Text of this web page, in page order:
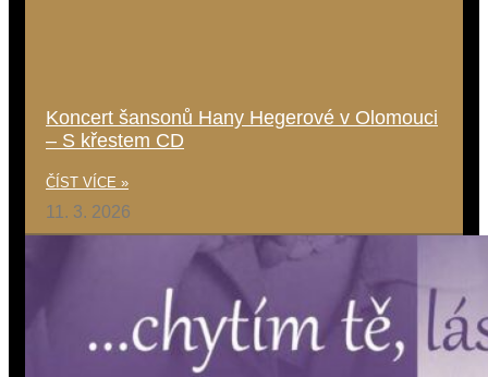
Koncert šansonů Hany Hegerové v Olomouci
– S křestem CD
ČÍST VÍCE »
11. 3. 2026